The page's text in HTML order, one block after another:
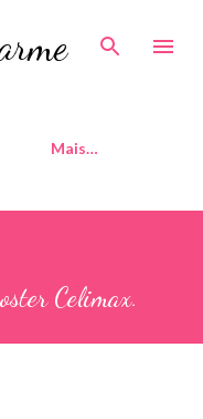
Mais…
Celimax.